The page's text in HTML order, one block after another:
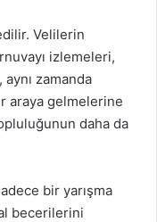
Velilerin
izlemeleri,
zamanda
araya gelmelerine
daha da
bir yarışma
becerilerini